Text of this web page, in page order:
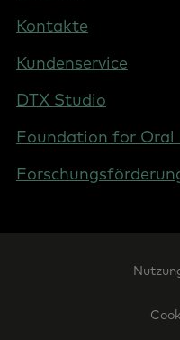
Germany
Kontakte
Kundenservice
DTX Studio
Foundation for